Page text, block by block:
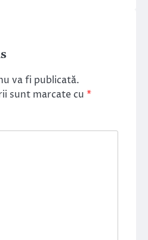
va fi publicată.
sunt marcate cu *